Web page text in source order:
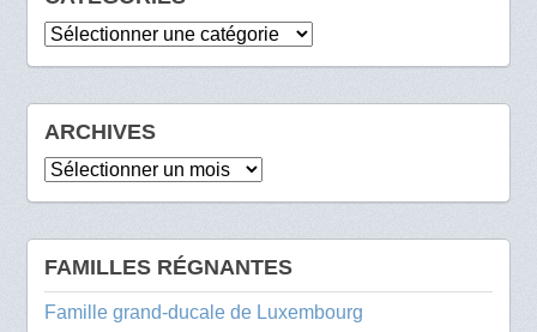
Catégories
ARCHIVES
Archives
FAMILLES RÉGNANTES
Famille grand-ducale de Luxembourg